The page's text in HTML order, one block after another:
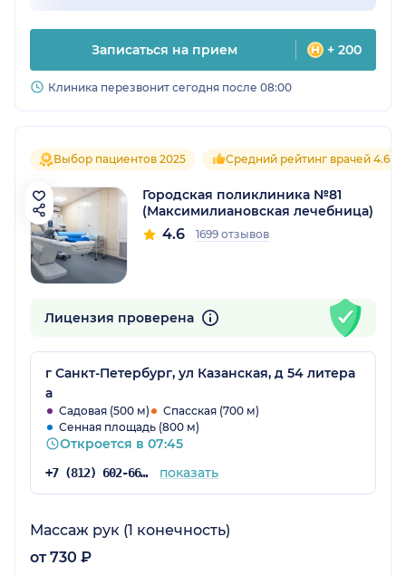
Записаться на прием + 200
Клиника перезвонит сегодня после 08:00
Выбор пациентов 2025 Средний рейтинг врачей 4.6
Городская поликлиника №81
(Максимилиановская лечебница)
4.6 1699 отзывов
Лицензия проверена
г Санкт-Петербург, ул Казанская, д 54 литера
а
Садовая (500 м)
Спасская (700 м)
Сенная площадь (800 м)
Откроется в 07:45
+7 (812) 602-66-04 показать
Массаж рук (1 конечность)
от 730 ₽